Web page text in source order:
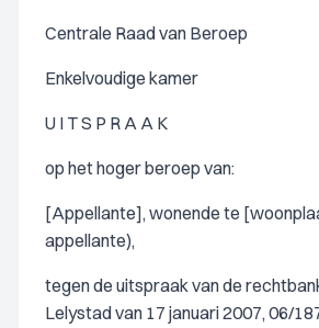
Centrale Raad van Beroep
Enkelvoudige kamer
U I T S P R A A K
op het hoger beroep van:
[Appellante], wonende te
appellante),
tegen de uitspraak van de
Lelystad van 17 januari 2007, 06/